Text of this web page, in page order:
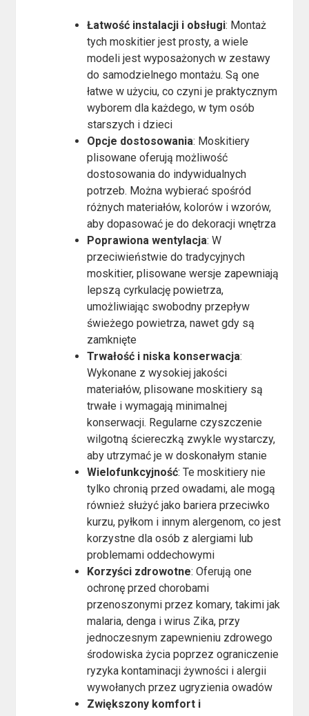
Łatwość instalacji i obsługi: Montaż
tych moskitier jest prosty, a wiele
modeli jest wyposażonych w zestawy
do samodzielnego montażu. Są one
łatwe w użyciu, co czyni je praktycznym
wyborem dla każdego, w tym osób
starszych i dzieci​
Opcje dostosowania: Moskitiery
plisowane oferują możliwość
dostosowania do indywidualnych
potrzeb. Można wybierać spośród
różnych materiałów, kolorów i wzorów,
aby dopasować je do dekoracji wnętrza​
Poprawiona wentylacja: W
przeciwieństwie do tradycyjnych
moskitier, plisowane wersje zapewniają
lepszą cyrkulację powietrza,
umożliwiając swobodny przepływ
świeżego powietrza, nawet gdy są
zamknięte​
Trwałość i niska konserwacja:
Wykonane z wysokiej jakości
materiałów, plisowane moskitiery są
trwałe i wymagają minimalnej
konserwacji. Regularne czyszczenie
wilgotną ściereczką zwykle wystarczy,
aby utrzymać je w doskonałym stanie​
Wielofunkcyjność: Te moskitiery nie
tylko chronią przed owadami, ale mogą
również służyć jako bariera przeciwko
kurzu, pyłkom i innym alergenom, co jest
korzystne dla osób z alergiami lub
problemami oddechowymi​
Korzyści zdrowotne: Oferują one
ochronę przed chorobami
przenoszonymi przez komary, takimi jak
malaria, denga i wirus Zika, przy
jednoczesnym zapewnieniu zdrowego
środowiska życia poprzez ograniczenie
ryzyka kontaminacji żywności i alergii
wywołanych przez ugryzienia owadów​
Zwiększony komfort i